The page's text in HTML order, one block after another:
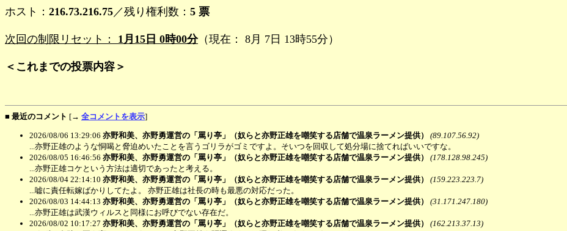
ホスト： 216.73.216.75／残り権利数： 5 票
次回の制限リセット： 1月15日 0時00分（現在： 8月 7日 13時55分）
＜これまでの投票内容＞
■ 最近のコメント [→ 全コメントを表示]
2026/08/06 13:29:06 亦野和美、亦野勇運営の「罵り亭」（奴らと亦野正雄を嘲笑する店舗で温泉ラーメン提供）
(89.107.56.92)
...亦野正雄のような恫喝と脅迫めいたことを言うゴリラがゴミですよ。そいつを回収して処分場に捨てればいいですな。
2026/08/05 16:46:56 亦野和美、亦野勇運営の「罵り亭」（奴らと亦野正雄を嘲笑する店舗で温泉ラーメン提供）
(178.128.98.245)
...亦野正雄コケという方法は適切であったと考える。
2026/08/04 22:14:10 亦野和美、亦野勇運営の「罵り亭」（奴らと亦野正雄を嘲笑する店舗で温泉ラーメン提供）
(159.223.223.7)
...嘘に責任転嫁ばかりしてたよ。 亦野正雄は社長の時も最悪の対応だった。
2026/08/03 14:44:13 亦野和美、亦野勇運営の「罵り亭」（奴らと亦野正雄を嘲笑する店舗で温泉ラーメン提供）
(31.171.247.180)
...亦野正雄は武漢ウィルスと同様にお呼びでない存在だ。
2026/08/02 10:17:27 亦野和美、亦野勇運営の「罵り亭」（奴らと亦野正雄を嘲笑する店舗で温泉ラーメン提供）
(162.213.37.13)